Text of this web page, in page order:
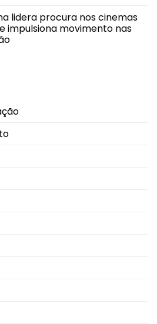
lidera procura nos cinemas
impulsiona movimento nas